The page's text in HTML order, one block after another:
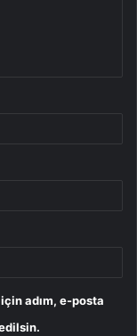
adım, e-posta